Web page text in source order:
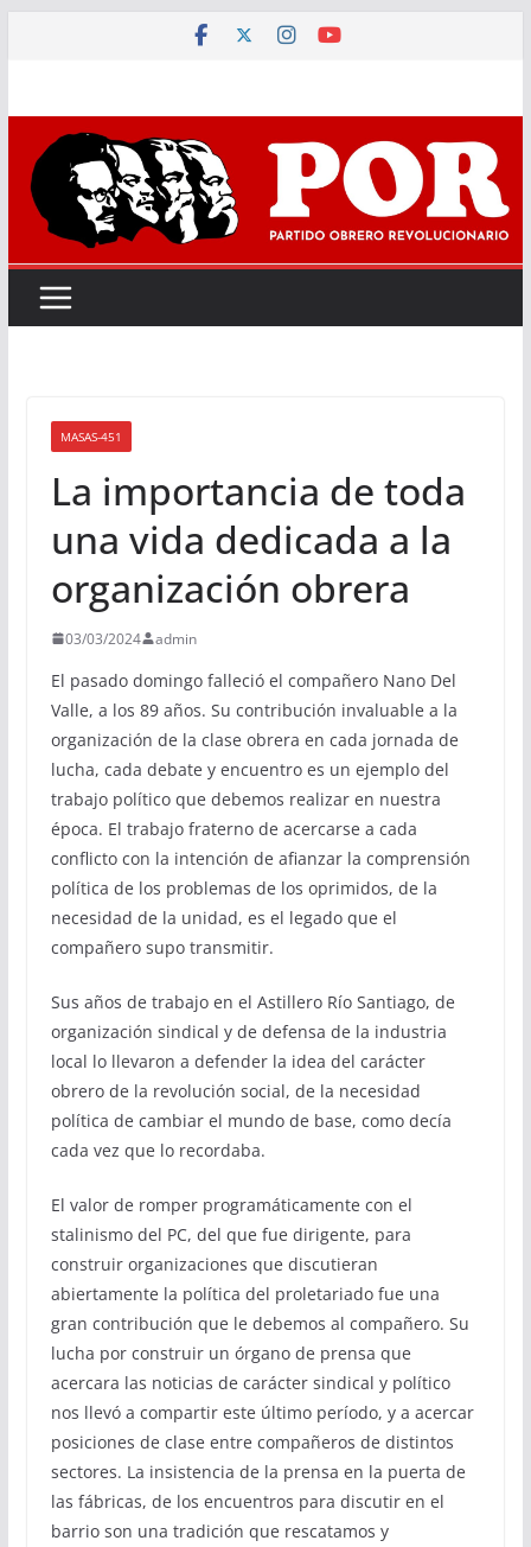
MASAS-451
La importancia de toda
una vida dedicada a la
organización obrera
03/03/2024 admin
El pasado domingo falleció el compañero Nano Del
Valle, a los 89 años. Su contribución invaluable a la
organización de la clase obrera en cada jornada de
lucha, cada debate y encuentro es un ejemplo del
trabajo político que debemos realizar en nuestra
época. El trabajo fraterno de acercarse a cada
conflicto con la intención de afianzar la comprensión
política de los problemas de los oprimidos, de la
necesidad de la unidad, es el legado que el
compañero supo transmitir.
Sus años de trabajo en el Astillero Río Santiago, de
organización sindical y de defensa de la industria
local lo llevaron a defender la idea del carácter
obrero de la revolución social, de la necesidad
política de cambiar el mundo de base, como decía
cada vez que lo recordaba.
El valor de romper programáticamente con el
stalinismo del PC, del que fue dirigente, para
construir organizaciones que discutieran
abiertamente la política del proletariado fue una
gran contribución que le debemos al compañero. Su
lucha por construir un órgano de prensa que
acercara las noticias de carácter sindical y político
nos llevó a compartir este último período, y a acercar
posiciones de clase entre compañeros de distintos
sectores. La insistencia de la prensa en la puerta de
las fábricas, de los encuentros para discutir en el
barrio son una tradición que rescatamos y